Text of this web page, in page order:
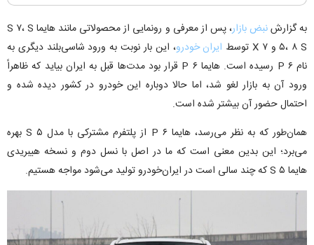
به گزارشنبض بازار
، پس از معرفی و رونمایی از محصولاتی مانند هایما S ۷، S
۵، ۸ S و ۷ X توسط
ایران خودرو، این بار نوبت به ورود شاسی‌بلند دیگری به
نام ۶ P رسیده است. هایما ۶ P قرار بود مدت‌ها قبل به ایران بیاید که ظاهراً
ورود آن به بازار لغو شد، اما حالا دوباره این خودرو در کشور دیده شده و
احتمال حضور آن بیشتر شده است.
همان‌طور که به نظر می‌رسد، هایما ۶ P از پلتفرم مشترکی با مدل S ۵ بهره
می‌برد؛ این بدین معنی است که ما در اصل با نسل دوم و نسخه هیبریدی
هایما S ۵ که چند سالی است در ایران‌خودرو تولید می‌شود مواجه هستیم.